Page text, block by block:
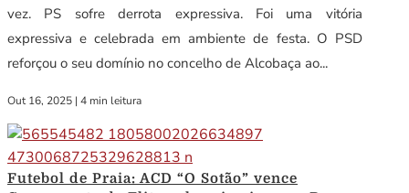
vez. PS sofre derrota expressiva. Foi uma vitória
expressiva e celebrada em ambiente de festa. O PSD
reforçou o seu domínio no concelho de Alcobaça ao...
Out 16, 2025 | 4 min leitura
Futebol de Praia: ACD “O Sotão” vence